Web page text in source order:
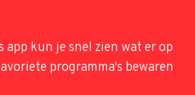
app kun je snel zien wat er op
programma's bewaren